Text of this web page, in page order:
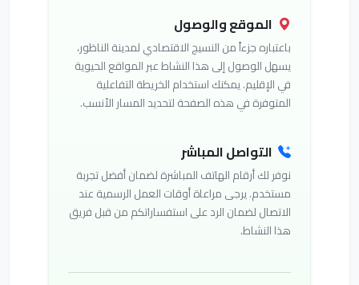
الموقع والوصول
باعتباره جزءاً من النسيج الاقتصادي لمدينة الناظور،
يسهل الوصول إلى هذا النشاط عبر المواقع الحيوية
في الإقليم. يمكنك استخدام الخريطة التفاعلية
المتوفرة في هذه الصفحة لتحديد المسار الأنسب.
التواصل المباشر
نوفر لك أرقام الهاتف المباشرة لضمان أفضل تجربة
مستخدم. يرجى مراعاة أوقات العمل الرسمية عند
الاتصال لضمان الرد على استفساراتكم من قبل فريق
هذا النشاط.